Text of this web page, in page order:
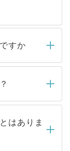
すか
担当者がご
もしくは
連絡をせて
ちくださ
いる求人の
覧いただ
開求人は
開してい
はありま